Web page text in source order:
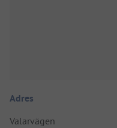
Adres
Valarvägen